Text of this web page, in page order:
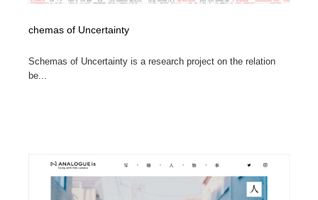
chemas of Uncertainty
Schemas of Uncertainty is a research project on the relation
be...